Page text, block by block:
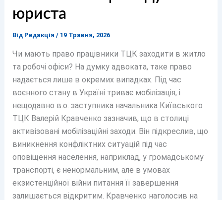
юриста
Від Редакція / 19 Травня, 2026
Чи мають право працівники ТЦК заходити в житло
та робочі офіси? На думку адвоката, таке право
надається лише в окремих випадках. Під час
воєнного стану в Україні триває мобілізація, і
нещодавно в.о. заступника начальника Київського
ТЦК Валерій Кравченко зазначив, що в столиці
активізовані мобілізаційні заходи. Він підкреслив, що
виникнення конфліктних ситуацій під час
оповіщення населення, наприклад, у громадському
транспорті, є ненормальним, але в умовах
екзистенційної війни питання її завершення
залишається відкритим. Кравченко наголосив на